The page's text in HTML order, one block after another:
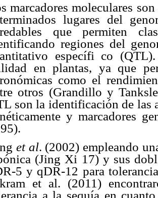
marcadores moleculares
lugares del
que permiten
regiones del
específi co
en plantas, ya que
como el
otros (Grandillo y
son la identificación de las
y marcadores
et al. (2002) empleando
(Jing Xi 17) y sus
5 y qDR-12 para
et al. (2011)